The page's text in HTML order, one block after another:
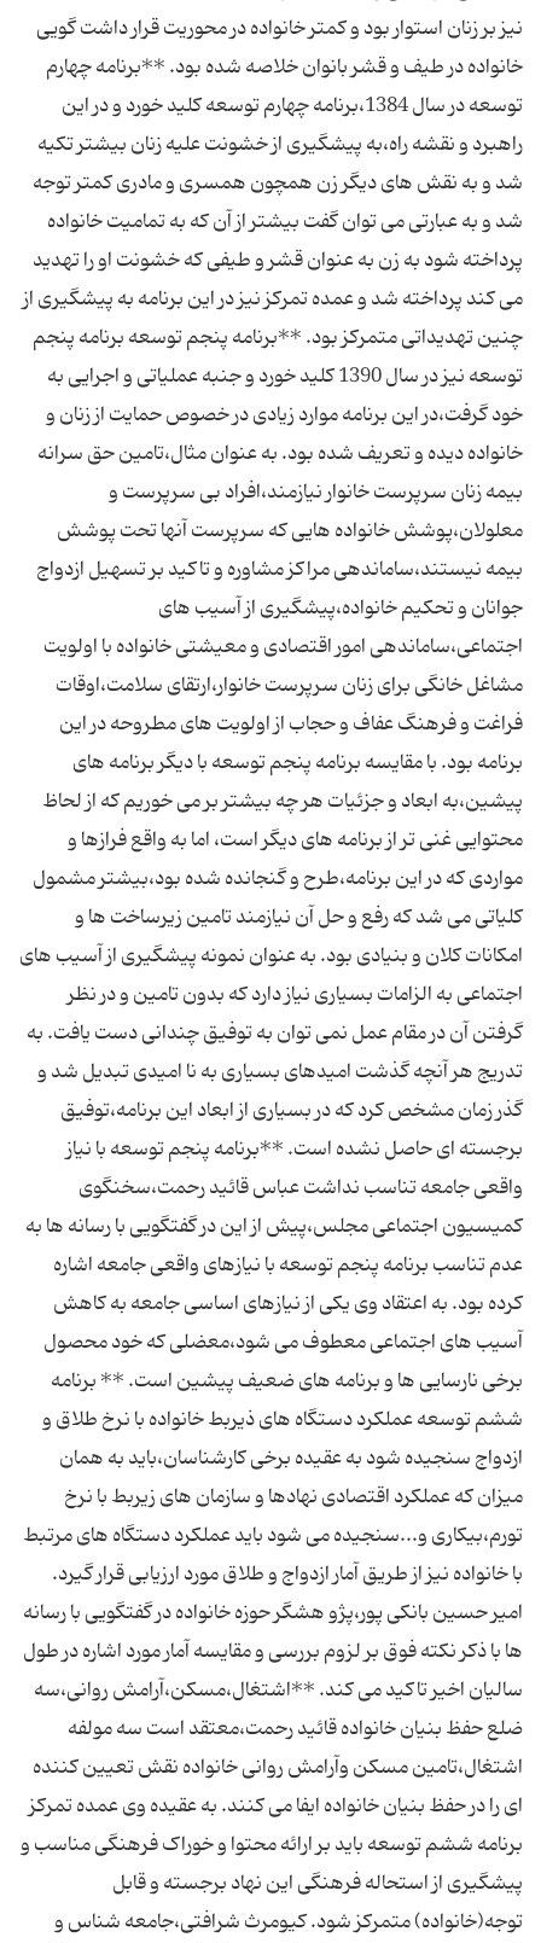
نیز بر زنان استوار بود و کمتر خانواده در محوریت قرار داشت گویی
خانواده در طیف و قشر بانوان خلاصه شده بود. **برنامه چهارم
توسعه در سال 1384،برنامه چهارم توسعه کلید خورد و در این
راهبرد و نقشه راه،به پیشگیری از خشونت علیه زنان بیشتر تکیه
شد و به نقش های دیگر زن همچون همسری و مادری کمتر توجه
شد و به عبارتی می توان گفت بیشتر از آن که به تمامیت خانواده
پرداخته شود به زن به عنوان قشر و طیفی که خشونت او را تهدید
می کند پرداخته شد و عمده تمرکز نیز در این برنامه به پیشگیری از
چنین تهدیداتی متمرکز بود. **برنامه پنجم توسعه برنامه پنجم
توسعه نیز در سال 1390 کلید خورد و جنبه عملیاتی و اجرایی به
خود گرفت،در این برنامه موارد زیادی در خصوص حمایت از زنان و
خانواده دیده و تعریف شده بود. به عنوان مثال،تامین حق سرانه
بیمه زنان سرپرست خانوار نیازمند،افراد بی سرپرست و
معلولان،پوشش خانواده هایی که سرپرست آنها تحت پوشش
بیمه نیستند،ساماندهی مراکز مشاوره و تاکید بر تسهیل ازدواج
جوانان و تحکیم خانواده،پیشگیری از آسیب های
اجتماعی،ساماندهی امور اقتصادی و معیشتی خانواده با اولویت
مشاغل خانگی برای زنان سرپرست خانوار،ارتقای سلامت،اوقات
فراغت و فرهنگ عفاف و حجاب از اولویت های مطروحه در این
برنامه بود. با مقایسه برنامه پنجم توسعه با دیگر برنامه های
پیشین،به ابعاد و جزئیات هر چه بیشتر بر می خوریم که از لحاظ
محتوایی غنی تر از برنامه های دیگر است، اما به واقع فرازها و
مواردی که در این برنامه،طرح و گنجانده شده بود،بیشتر مشمول
کلیاتی می شد که رفع و حل آن نیازمند تامین زیرساخت ها و
امکانات کلان و بنیادی بود. به عنوان نمونه پیشگیری از آسیب های
اجتماعی به الزامات بسیاری نیاز دارد که بدون تامین و در نظر
گرفتن آن در مقام عمل نمی توان به توفیق چندانی دست یافت. به
تدریج هر آنچه گذشت امیدهای بسیاری به نا امیدی تبدیل شد و
گذر زمان مشخص کرد که در بسیاری از ابعاد این برنامه،توفیق
برجسته ای حاصل نشده است. **برنامه پنجم توسعه با نیاز
واقعی جامعه تناسب نداشت عباس قائید رحمت،سخنگوی
کمیسیون اجتماعی مجلس،پیش از این در گفتگویی با رسانه ها به
عدم تناسب برنامه پنجم توسعه با نیازهای واقعی جامعه اشاره
کرده بود. به اعتقاد وی یکی از نیازهای اساسی جامعه به کاهش
آسیب های اجتماعی معطوف می شود،معضلی که خود محصول
برخی نارسایی ها و برنامه های ضعیف پیشین است. ** برنامه
ششم توسعه عملکرد دستگاه های ذیربط خانواده با نرخ طلاق و
ازدواج سنجیده شود به عقیده برخی کارشناسان،باید به همان
میزان که عملکرد اقتصادی نهادها و سازمان های زیربط با نرخ
تورم،بیکاری و...سنجیده می شود باید عملکرد دستگاه های مرتبط
با خانواده نیز از طریق آمار ازدواج و طلاق مورد ارزیابی قرار گیرد.
امیر حسین بانکی پور،پژو هشگر حوزه خانواده در گفتگویی با رسانه
ها با ذکر نکته فوق بر لزوم بررسی و مقایسه آمار مورد اشاره در طول
سالیان اخیر تاکید می کند. **اشتغال،مسکن،آرامش روانی،سه
ضلع حفظ بنیان خانواده قائید رحمت،معتقد است سه مولفه
اشتغال،تامین مسکن وآرامش روانی خانواده نقش تعیین کننده
ای را در حفظ بنیان خانواده ایفا می کنند. به عقیده وی عمده تمرکز
برنامه ششم توسعه باید بر ارائه محتوا و خوراک فرهنگی مناسب و
پیشگیری از استحاله فرهنگی این نهاد برجسته و قابل
توجه(خانواده) متمرکز شود. کیومرث شرافتی،جامعه شناس و